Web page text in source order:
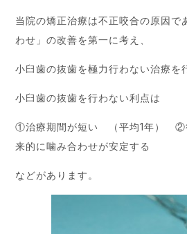
当院の矯正治療は不正咬合の原因で
わせ」の改善を第一に考え、
小臼歯の抜歯を極力行わない治療を
小臼歯の抜歯を行わない利点は
①治療期間が短い （平均1年）
来的に噛み合わせが安定する
などがあります。